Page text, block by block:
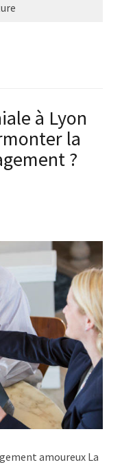
à Lyon
la
?
amoureux La